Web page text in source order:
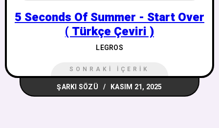
5 Seconds Of Summer - Start Over
( Türkçe Çeviri )
LEGROS
SONRAKI İÇERIK
ŞARKI SÖZÜ KASIM 21, 2025